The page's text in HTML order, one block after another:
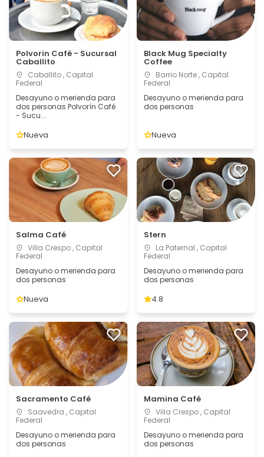
Polvorin Café - Sucursal
Caballito
Caballito , Capital
Federal
Desayuno o merienda para
dos personas Polvorín Café
- Sucu...
Nueva
Black Mug Specialty
Coffee
Barrio Norte , Capital
Federal
Desayuno o merienda para
dos personas
Nueva
Salma Café
Villa Crespo , Capital
Federal
Desayuno o merienda para
dos personas
Nueva
Stern
La Paternal , Capital
Federal
Desayuno o merienda para
dos personas
4.8
Sacramento Café
Saavedra , Capital
Federal
Desayuno o merienda para
dos personas
Mamina Café
Villa Crespo , Capital
Federal
Desayuno o merienda para
dos personas